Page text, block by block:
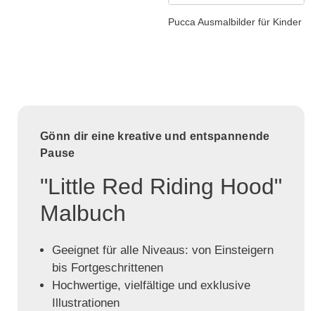
Pucca Ausmalbilder für Kinder
Gönn dir eine kreative und entspannende
Pause
"Little Red Riding Hood"
Malbuch
Geeignet für alle Niveaus: von Einsteigern
bis Fortgeschrittenen
Hochwertige, vielfältige und exklusive
Illustrationen